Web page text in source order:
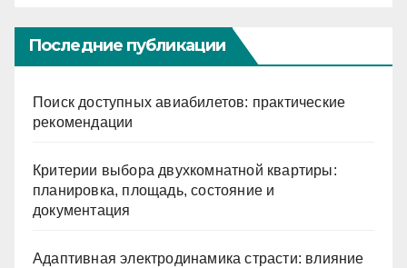
Последние публикации
Поиск доступных авиабилетов: практические
рекомендации
Критерии выбора двухкомнатной квартиры:
планировка, площадь, состояние и
документация
Адаптивная электродинамика страсти: влияние